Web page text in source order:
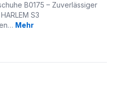
B0175 – Zuverlässiger
S3
Mehr